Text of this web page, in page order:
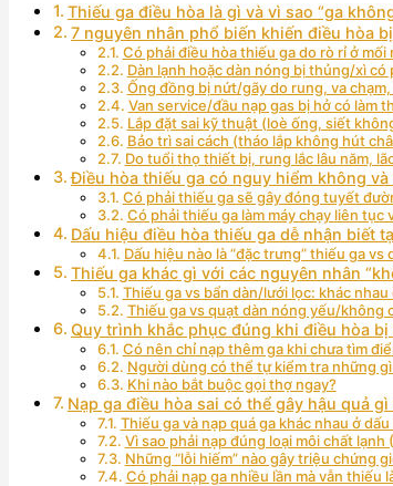
Thiếu ga điều hòa là gì và vì sao “ga
7 nguyên nhân phổ biến khiến điều hòa
Có phải điều hòa thiếu ga do rò rỉ ở
Dàn lạnh hoặc dàn nóng bị thủng/xì
Ống đồng bị nứt/gãy do rung, va
Van service/đầu nạp gas bị hở có làm
Lắp đặt sai kỹ thuật (loè ống, siết
Bảo trì sai cách (tháo lắp không hút
Do tuổi thọ thiết bị, rung lắc lâu năm,
Điều hòa thiếu ga có nguy hiểm không
Có phải thiếu ga sẽ gây đóng tuyết
Có phải thiếu ga làm máy chạy liên tục
Dấu hiệu điều hòa thiếu ga dễ nhận biết
Dấu hiệu nào là “đặc trưng” thiếu ga vs
Thiếu ga khác gì với các nguyên nhân
Thiếu ga vs bẩn dàn/lưới lọc: khác nhau
Thiếu ga vs quạt dàn nóng yếu/không
Quy trình khắc phục đúng khi điều hòa bị
Có nên chỉ nạp thêm ga khi chưa tìm
Người dùng có thể tự kiểm tra những
Khi nào bắt buộc gọi thợ ngay?
Nạp ga điều hòa sai có thể gây hậu quả
Thiếu ga và nạp quá ga khác nhau ở
Vì sao phải nạp đúng loại môi chất
Những “lỗi hiếm” nào gây triệu chứng
Có phải nạp ga nhiều lần mà vẫn thiếu